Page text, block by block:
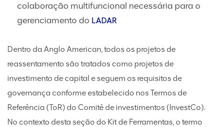
colaboração multifuncional necessária para o
gerenciamento do LADAR
Dentro da Anglo American, todos os projetos de
reassentamento são tratados como projetos de
investimento de capital e seguem os requisitos de
governança conforme estabelecido nos Termos de
Referência (ToR) do Comitê de investimentos (InvestCo).
No contexto desta seção do Kit de Ferramentas, o termo